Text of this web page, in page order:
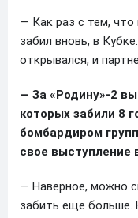
— Как раз с тем,
забил вновь, в
открывался, и
— За «Родину»-2
которых забили 8
бомбардиром
свое выступление
— Наверное, можно
забить еще больше.